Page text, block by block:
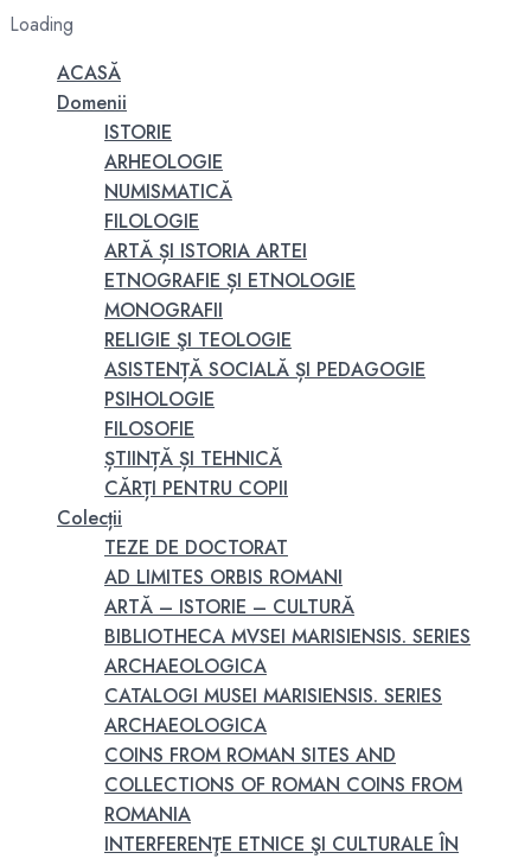
Loading
ACASĂ
Domenii
ISTORIE
ARHEOLOGIE
NUMISMATICĂ
FILOLOGIE
ARTĂ ȘI ISTORIA ARTEI
ETNOGRAFIE ȘI ETNOLOGIE
MONOGRAFII
RELIGIE ŞI TEOLOGIE
ASISTENȚĂ SOCIALĂ ȘI PEDAGOGIE
PSIHOLOGIE
FILOSOFIE
ȘTIINȚĂ ȘI TEHNICĂ
CĂRȚI PENTRU COPII
Colecții
TEZE DE DOCTORAT
AD LIMITES ORBIS ROMANI
ARTĂ – ISTORIE – CULTURĂ
BIBLIOTHECA MVSEI MARISIENSIS. SERIES
ARCHAEOLOGICA
CATALOGI MUSEI MARISIENSIS. SERIES
ARCHAEOLOGICA
COINS FROM ROMAN SITES AND
COLLECTIONS OF ROMAN COINS FROM
ROMANIA
INTERFERENŢE ETNICE ŞI CULTURALE ÎN